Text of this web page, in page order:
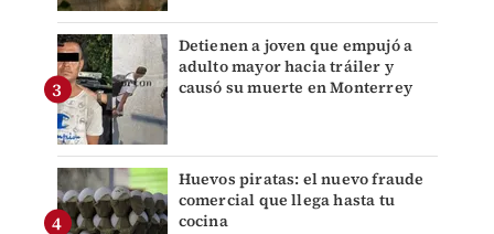
Detienen a joven que empujó a
adulto mayor hacia tráiler y
causó su muerte en Monterrey
Huevos piratas: el nuevo fraude
comercial que llega hasta tu
cocina